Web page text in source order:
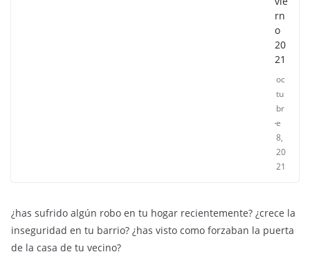
rn
o
20
21
oc
tu
br
e
8,
20
21
¿has sufrido algún robo en tu hogar recientemente? ¿crece la
inseguridad en tu barrio? ¿has visto como forzaban la puerta
de la casa de tu vecino?